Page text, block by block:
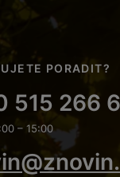
PORADIT?
515 266
– 15:00